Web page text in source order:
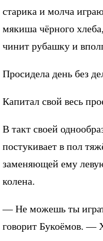
старика и молча
мякиша чёрного
чинит рубашку и
Просидела день без
Капитал свой весь
В такт своей
постукивает в пол
заменяющей ему
колена.
— Не можешь ты
говорит Букоёмов. —